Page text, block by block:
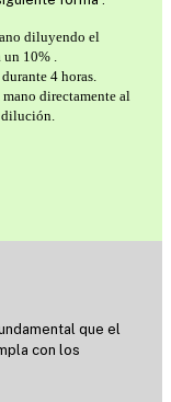
diluyendo el
10% .
4 horas.
directamente al
que el
con los